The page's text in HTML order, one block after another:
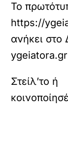
Το
https://
ανήκει στο
ygeiatora.gr